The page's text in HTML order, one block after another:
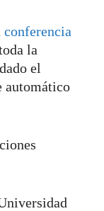
conferencia
la
el
automático